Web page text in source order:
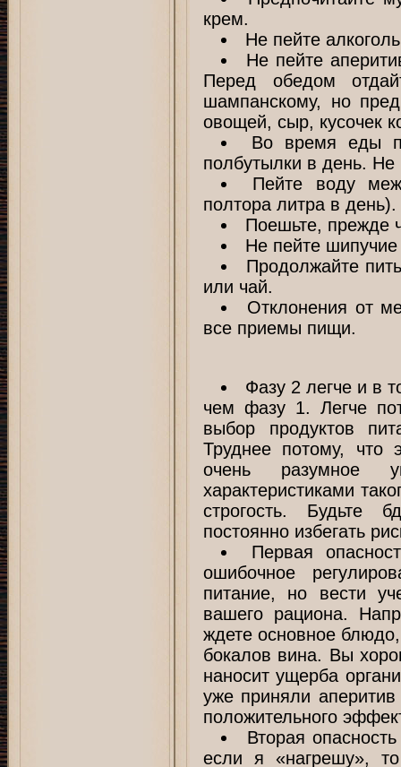
крем.
Не пейте
Не пейте
Перед обедом
шампанскому, но
овощей, сыр, кусочек
Во время еды
полбутылки в день. Не
Пейте воду
полтора литра в день).
Поешьте, прежде
Не пейте
Продолжайте
или чай.
Отклонения от
все приемы пищи.
Фазу 2 легче и в
чем фазу 1. Легче
выбор продуктов
Труднее потому, что
очень разумное
характеристиками
строгость. Будьте
постоянно избегать
Первая
ошибочное
питание, но вести
вашего рациона.
ждете основное
бокалов вина. Вы
наносит ущерба
уже приняли
положительного
Вторая
если я «нагрешу»,